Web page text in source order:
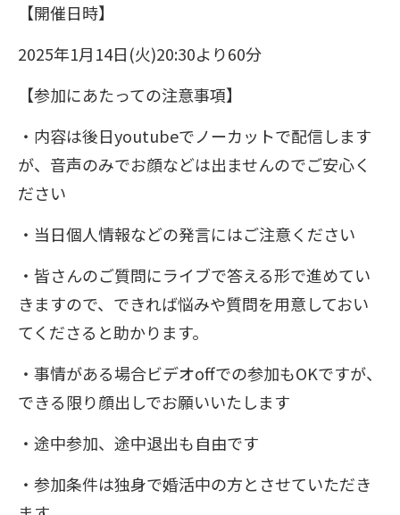
【開催日時】
2025年1月14日(火)20:30より60分
【参加にあたっての注意事項】
・内容は後日youtubeでノーカットで配信します
が、音声のみでお顔などは出ませんのでご安心く
ださい
・当日個人情報などの発言にはご注意ください
・皆さんのご質問にライブで答える形で進めてい
きますので、できれば悩みや質問を用意しておい
てくださると助かります。
・事情がある場合ビデオoffでの参加もOKですが、
できる限り顔出しでお願いいたします
・途中参加、途中退出も自由です
・参加条件は独身で婚活中の方とさせていただき